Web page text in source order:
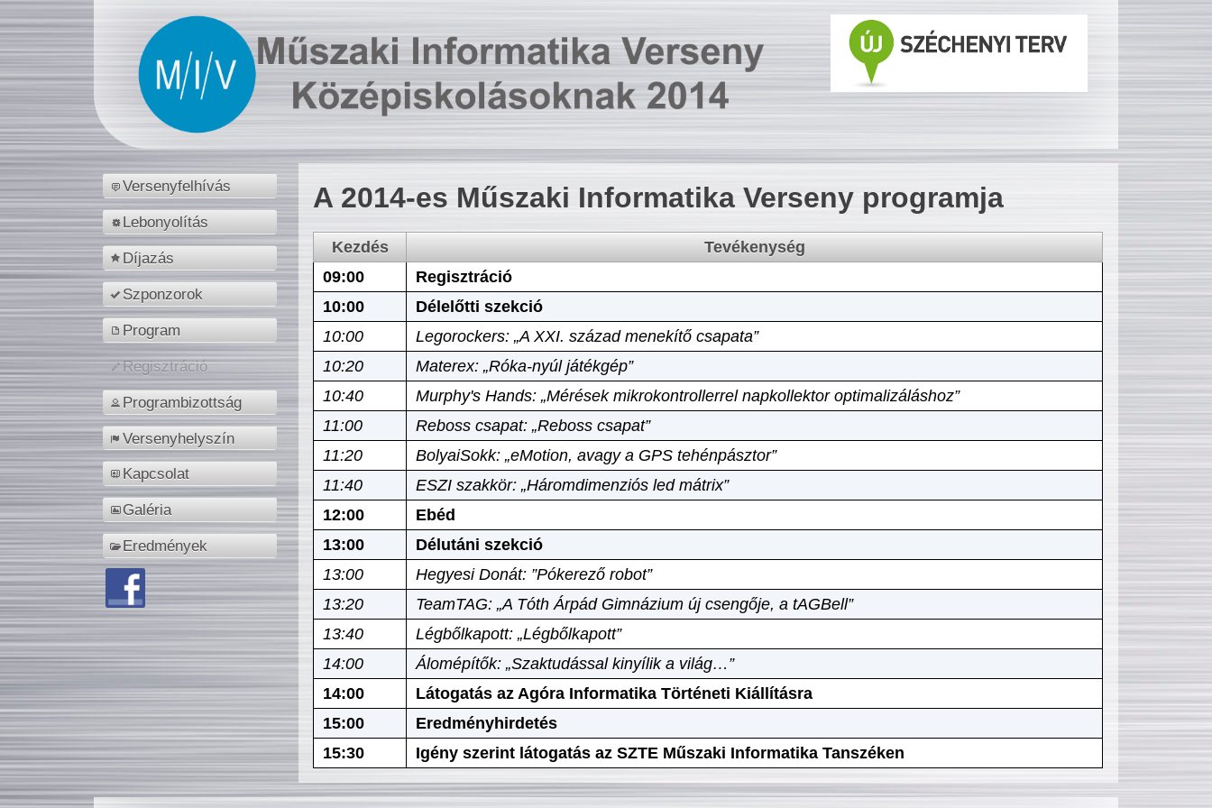
Versenyfelhívás
Lebonyolítás
Díjazás
Szponzorok
Program
Regisztráció
Programbizottság
Versenyhelyszín
Kapcsolat
Galéria
Eredmények
A 2014-es Műszaki Informatika Verseny programja
Kezdés
Tevékenység
09:00
Regisztráció
10:00
Délelőtti szekció
10:00
Legorockers: „A XXI. század menekítő csapata”
10:20
Materex: „Róka-nyúl játékgép”
10:40
Murphy's Hands: „Mérések mikrokontrollerrel napkollektor optimalizáláshoz”
11:00
Reboss csapat: „Reboss csapat”
11:20
BolyaiSokk: „eMotion, avagy a GPS tehénpásztor”
11:40
ESZI szakkör: „Háromdimenziós led mátrix”
12:00
Ebéd
13:00
Délutáni szekció
13:00
Hegyesi Donát: ”Pókerező robot”
13:20
TeamTAG: „A Tóth Árpád Gimnázium új csengője, a tAGBell”
13:40
Légbőlkapott: „Légbőlkapott”
14:00
Álomépítők: „Szaktudással kinyílik a világ…”
14:00
Látogatás az Agóra Informatika Történeti Kiállításra
15:00
Eredményhirdetés
15:30
Igény szerint látogatás az SZTE Műszaki Informatika Tanszéken